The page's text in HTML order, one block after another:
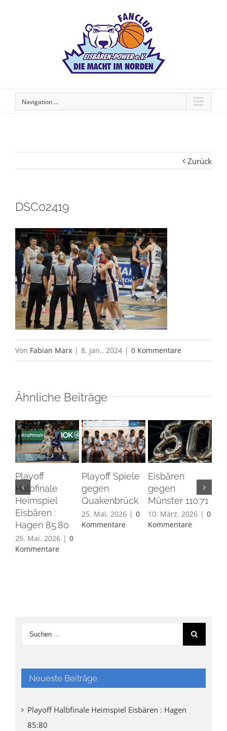
Navigation ...
Zurück
DSC02419
Von Fabian Marx | 8. Jan.. 2024 | 0 Kommentare
Ähnliche Beiträge
Playoff
Halbfinale
Heimspiel
Eisbären :
Hagen 85:80
25. Mai. 2026 | 0
Kommentare
Playoff Spiele
gegen
Quakenbrück
25. Mai. 2026 | 0
Kommentare
Eisbären
gegen
Münster 110:71
10. März. 2026 | 0
Kommentare
Neueste Beiträge
Playoff Halbfinale Heimspiel Eisbären : Hagen
85:80